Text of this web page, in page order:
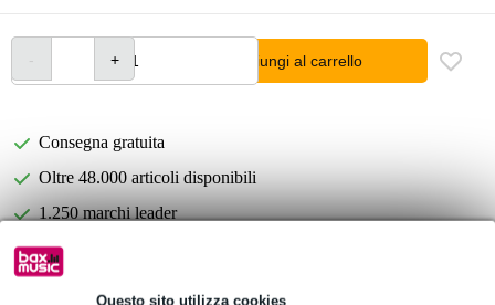
Questo sito utilizza cookies
Aggiungi al carrello
Consegna gratuita
Oltre 48.000 articoli disponibili
1.250 marchi leader